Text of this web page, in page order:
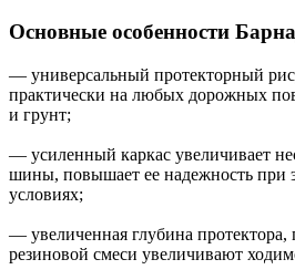
Основные особенности
— универсальный протекторный
практически на любых дорожных
и грунт;
— усиленный каркас увеличивает
шины, повышает ее надежность при
условиях;
— увеличенная глубина
резиновой смеси увеличивают